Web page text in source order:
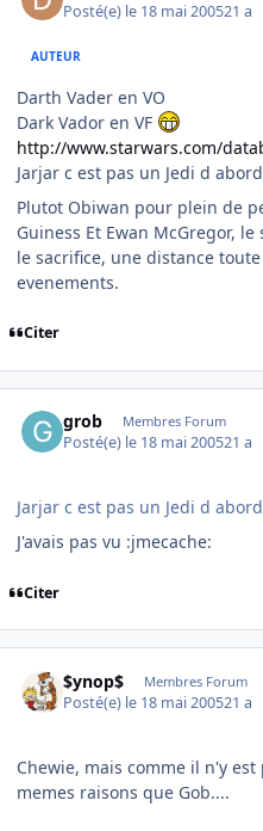
Posté(e) le 18 mai 200521 a
AUTEUR
Darth Vader en VO
Dark Vador en VF
http://www.starwars.com/
Jarjar c est pas un Jedi d abord
Plutot Obiwan pour plein de
Guiness Et Ewan McGregor,
le sacrifice, une distance
evenements.
Citer
grob Membres Forum
Posté(e) le 18 mai 200521 a
Jarjar c est pas un Jedi d abord
J'avais pas vu :jmecache:
Citer
$ynop$ Membres Forum
Posté(e) le 18 mai 200521 a
Chewie, mais comme il n'y
memes raisons que Gob....